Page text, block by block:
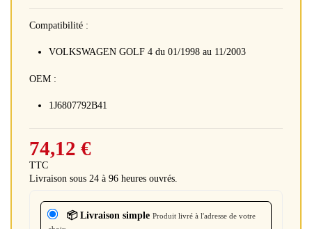
Compatibilité :
VOLKSWAGEN GOLF 4 du 01/1998 au 11/2003
OEM :
1J6807792B41
74,12 €
TTC
Livraison sous 24 à 96 heures ouvrés.
📦 Livraison simple Produit livré à l'adresse de votre